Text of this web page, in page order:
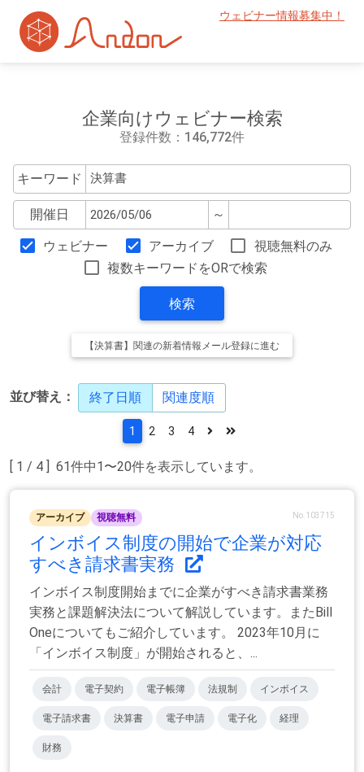
ウェビナー情報募集中！
企業向けウェビナー検索
登録件数：146,772件
キーワード
開催日 ～
ウェビナー アーカイブ
視聴無料のみ
複数キーワードをORで検索
検索
【決算書】関連の新着情報メール登録に進む
並び替え： 終了日順 関連度順
[ 1 / 4 ] 61件中1〜20件を表示しています。
1 2 3 4
アーカイブ 視聴無料 No.103715
インボイス制度の開始で企業が対応
すべき請求書実務
インボイス制度開始までに企業がすべき請求書業務
実務と課題解決法について解説しています。またBill
Oneについてもご紹介しています。 2023年10月に
「インボイス制度」が開始されると、...
会計 電子契約 電子帳簿 法規制 インボイス
電子請求書 決算書 電子申請 電子化 経理
財務